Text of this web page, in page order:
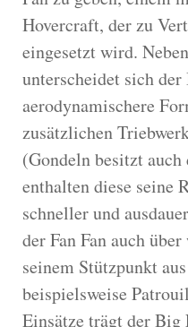
Hovercraft, der zu
eingesetzt wird.
unterscheidet sich
aerodynamischere
zusätzlichen
(Gondeln besitzt
enthalten diese seine
schneller und
der Fan Fan auch
seinem Stützpunkt
beispielsweise
Einsätze trägt der Big